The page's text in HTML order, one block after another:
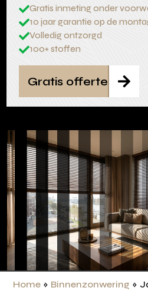
Gratis inmeting onder
10 jaar garantie op de
Volledig ontzorgd
100+ stoffen

Gratis offerte
Home » Binnenzonwering »